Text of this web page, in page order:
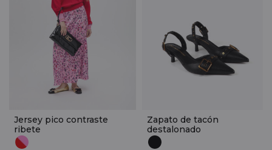
Jersey pico contraste
ribete
Zapato de tacón
destalonado